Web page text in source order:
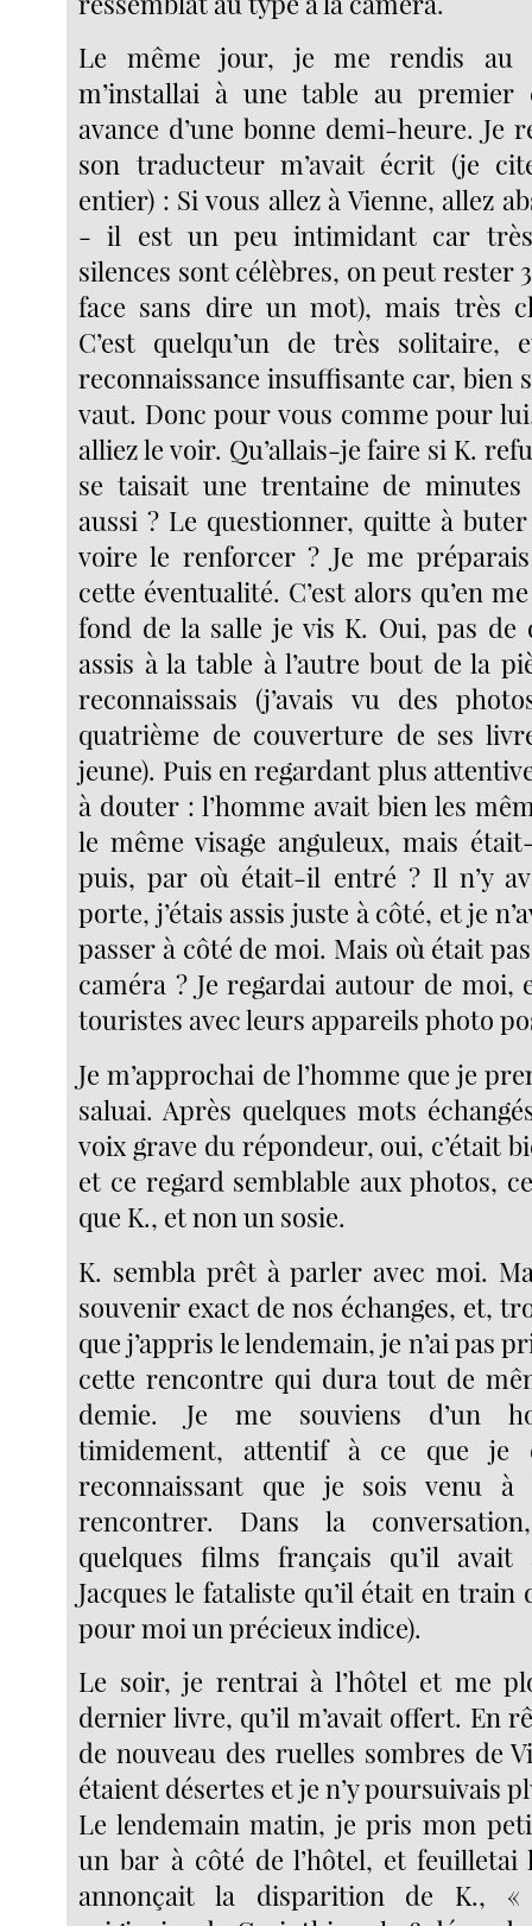
Le même jour, je me rendis au
m’installai à une table au premier
avance d’une bonne demi-heure. Je
son traducteur m’avait écrit (je
entier) : Si vous allez à Vienne, allez
- il est un peu intimidant car très
silences sont célèbres, on peut rester
face sans dire un mot), mais très
C’est quelqu’un de très solitaire,
reconnaissance insuffisante car, bien
vaut. Donc pour vous comme pour
alliez le voir. Qu’allais-je faire si K.
se taisait une trentaine de
aussi ? Le questionner, quitte à
voire le renforcer ? Je me
cette éventualité. C’est alors qu’en
fond de la salle je vis K. Oui, pas de
assis à la table à l’autre bout de la
reconnaissais (j’avais vu des
quatrième de couverture de ses
jeune). Puis en regardant plus
à douter : l’homme avait bien les
le même visage anguleux, mais
puis, par où était-il entré ? Il n’y
porte, j’étais assis juste à côté, et je
passer à côté de moi. Mais où était
caméra ? Je regardai autour de moi,
touristes avec leurs appareils photo
Je m’approchai de l’homme que je
saluai. Après quelques mots
voix grave du répondeur, oui, c’était
et ce regard semblable aux photos,
que K., et non un sosie.
K. sembla prêt à parler avec moi.
souvenir exact de nos échanges, et,
que j’appris le lendemain, je n’ai pas
cette rencontre qui dura tout de
demie. Je me souviens d’un
timidement, attentif à ce que je
reconnaissant que je sois venu à
rencontrer. Dans la
quelques films français qu’il avait
Jacques le fataliste qu’il était en
pour moi un précieux indice).
Le soir, je rentrai à l’hôtel et me
dernier livre, qu’il m’avait offert. En
de nouveau des ruelles sombres de
étaient désertes et je n’y poursuivais
Le lendemain matin, je pris mon
un bar à côté de l’hôtel, et
annonçait la disparition de K., «